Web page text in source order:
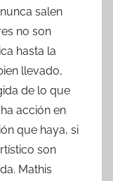
salen
no son
hasta la
llevado,
de lo que
acción en
que haya, si
son
Mathis